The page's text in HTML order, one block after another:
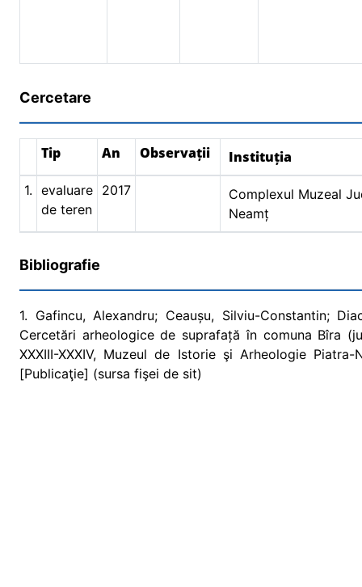
Cercetare
Tip An Observații Instituția
1. evaluare
de teren
2017
Complexul Muzeal
Neamț
Bibliografie
1. Gafincu, Alexandru; Ceaușu, Silviu-Constantin;
Cercetări arheologice de suprafață în comuna Bîra
XXXIII-XXXIV, Muzeul de Istorie şi Arheologie
[Publicaţie] (sursa fişei de sit)